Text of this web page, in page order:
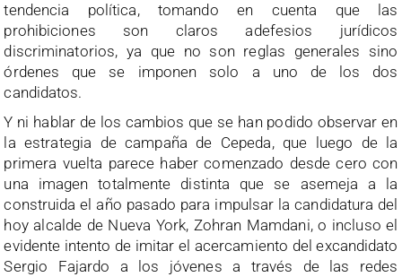
tendencia política, tomando en cuenta que las
prohibiciones son claros adefesios jurídicos
discriminatorios, ya que no son reglas generales sino
órdenes que se imponen solo a uno de los dos
candidatos.
Y ni hablar de los cambios que se han podido observar en
la estrategia de campaña de Cepeda, que luego de la
primera vuelta parece haber comenzado desde cero con
una imagen totalmente distinta que se asemeja a la
construida el año pasado para impulsar la candidatura del
hoy alcalde de Nueva York, Zohran Mamdani, o incluso el
evidente intento de imitar el acercamiento del excandidato
Sergio Fajardo a los jóvenes a través de las redes